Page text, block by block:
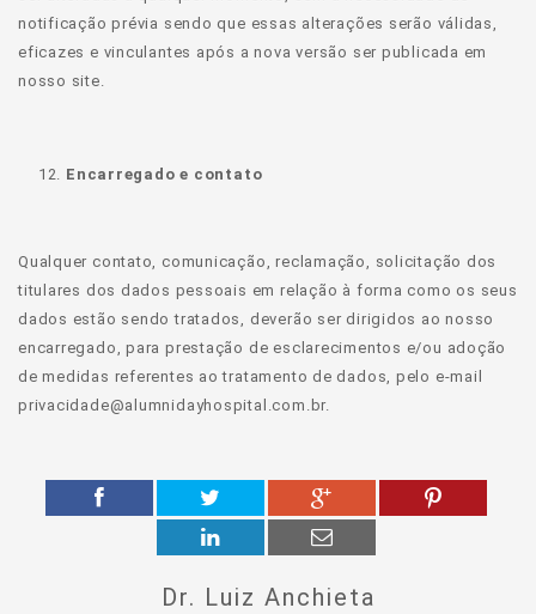
notificação prévia sendo que essas alterações serão válidas,
eficazes e vinculantes após a nova versão ser publicada em
nosso site.
Encarregado e contato
Qualquer contato, comunicação, reclamação, solicitação dos
titulares dos dados pessoais em relação à forma como os seus
dados estão sendo tratados, deverão ser dirigidos ao nosso
encarregado, para prestação de esclarecimentos e/ou adoção
de medidas referentes ao tratamento de dados, pelo e-mail
privacidade@alumnidayhospital.com.br.
Dr. Luiz Anchieta